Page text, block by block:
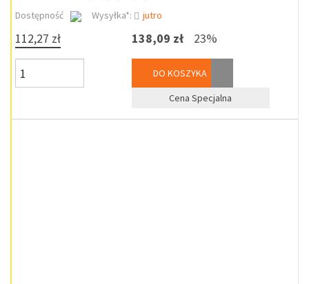
Dostępność
Wysyłka*: jutro
112,27 zł 138,09 zł 23%
DO KOSZYKA
Cena Specjalna